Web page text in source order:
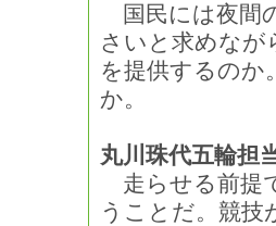
国民には夜間
さいと求めなが
を提供するのか
か。
丸川珠代五輪担
走らせる前提
うことだ。競技